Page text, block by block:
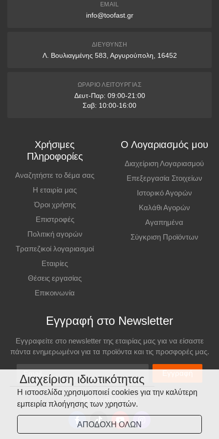
3 δόσεις: άνω των 200€
9 δόσεις: άνω των 1000€
12 δόσεις: άνω των 1500€
Παραλαβή από Κατάστημα
διαφορετικά η παραγγελία ακυρώνεται.
Επιπλέον Πληροφορίες
Οι τιμές ισχύουν και για αγορές από το φυσικό κατάστημα.
EMAIL
info@toofast.gr
ΔΙΕΎΘΥΝΣΗ
Λ. Βουλιαγμένης 583, Αργυρούπολη, 16452
ΩΡΆΡΙΟ ΛΕΙΤΟΥΡΓΊΑΣ
Δευτ-Παρ: 09:00-21:00
Σαβ: 10:00-16:00
Χρήσιμες
Πληροφορίες
Αναζητήστε το δέμα σας
Η εταιρία μας
Όροι χρήσης
Επιστροφές
Πολιτική αγορών
Τραπεζικοί λογαριασμοί
Εταιρίες
Θέσεις εργασίας
Επικοινωνία
Ο Λογαριασμός μου
Διαχείριση Λογαριασμού
Επεξεργασία Στοιχείων
Ιστορικό Αγορών
Καλάθι Αγορών
Αγαπημένα
Σύγκριση Προϊόντων
Εγγραφή στο Newsletter
Εγγραφείτε στο newsletter της εταιρίας μας για να είσαστε
πάντα ενημερωμένοι για τα προϊόντα και τις προσφορές μας.
Email
Εγγραφή
Ακολουθήστε μας
Διαχείριση ιδιωτικότητας
Η ιστοσελίδα χρησιμοποιεί cookies για την καλύτερη
εμπειρία πλοήγησης των χρηστών.
ΑΠΟΔΟΧΗ ΟΛΩΝ